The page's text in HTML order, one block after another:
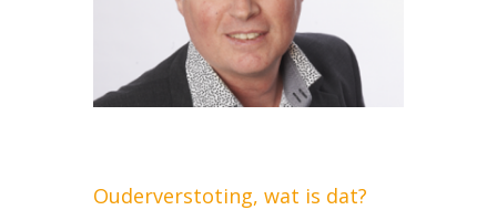
Ouderverstoting, wat is dat?